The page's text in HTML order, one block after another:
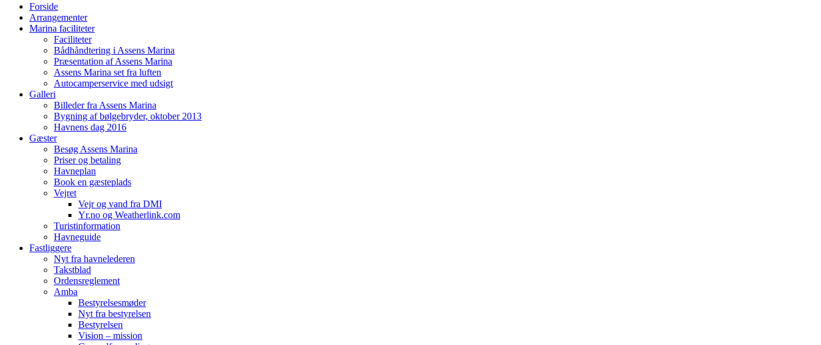
Forside
Arrangementer
Marina faciliteter
Faciliteter
Bådhåndtering i Assens Marina
Præsentation af Assens Marina
Assens Marina set fra luften
Autocamperservice med udsigt
Galleri
Billeder fra Assens Marina
Bygning af bølgebryder, oktober 2013
Havnens dag 2016
Gæster
Besøg Assens Marina
Priser og betaling
Havneplan
Book en gæsteplads
Vejret
Vejr og vand fra DMI
Yr.no og Weatherlink.com
Turistinformation
Havneguide
Fastliggere
Nyt fra havnelederen
Takstblad
Ordensreglement
Amba
Bestyrelsesmøder
Nyt fra bestyrelsen
Bestyrelsen
Vision – mission